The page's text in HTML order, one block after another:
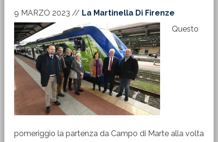
9 MARZO 2023 // La Martinella Di Firenze
Questo
pomeriggio la partenza da Campo di Marte alla volta